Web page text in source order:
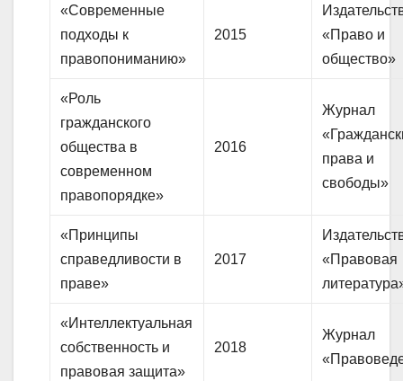
«Современные
подходы к
правопониманию»
2015
«Право и
общество»
«Роль
гражданского
общества в
современном
правопорядке»
2016
Журнал
права и
свободы»
«Принципы
справедливости в
праве»
2017
«Правовая
«Интеллектуальная
собственность и
правовая защита»
2018
Журнал